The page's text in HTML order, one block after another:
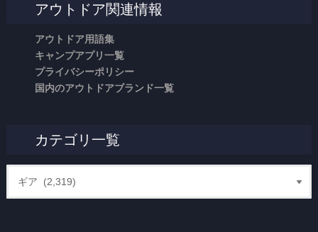
アウトドア関連情報
アウトドア用語集
キャンプアプリ一覧
プライバシーポリシー
国内のアウトドアブランド一覧
カテゴリ一覧